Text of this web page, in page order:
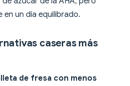
en un día equilibrado.
caseras más
de fresa con menos